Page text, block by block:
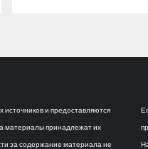
и предоставляются
материалы принадлежат их
за содержание материала не